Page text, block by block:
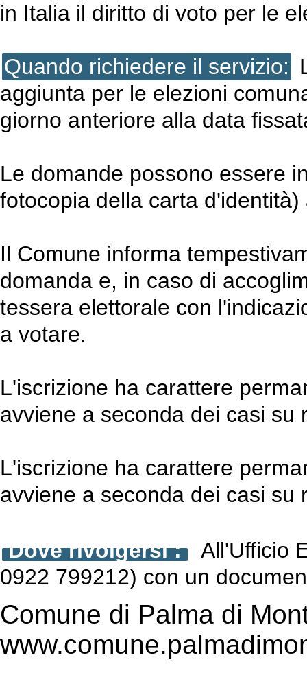
in Italia il diritto di voto per le
Quando richiedere il servizio:
aggiunta per le elezioni
giorno anteriore alla data
Le domande possono essere
fotocopia della carta
Il Comune informa
domanda e, in caso di
tessera elettorale con
a votare.
L'iscrizione ha carattere
avviene a seconda dei casi su
L'iscrizione ha carattere
avviene a seconda dei casi su
Dove rivolgersi :
All'Ufficio
0922 799212) con un
Comune di Palma di